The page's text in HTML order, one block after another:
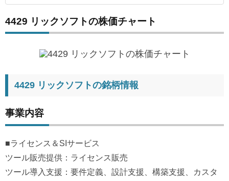
4429 リックソフトの株価チャート
4429 リックソフトの銘柄情報
事業内容
■ライセンス＆SIサービス
ツール販売提供：ライセンス販売
ツール導入支援：要件定義、設計支援、構築支援、カスタ